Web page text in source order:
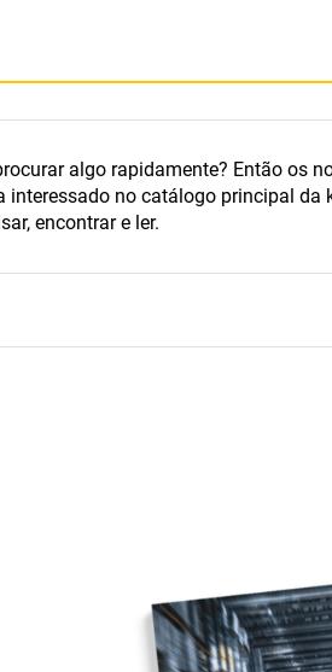
algo rapidamente? Então os
interessado no catálogo principal da
encontrar e ler.